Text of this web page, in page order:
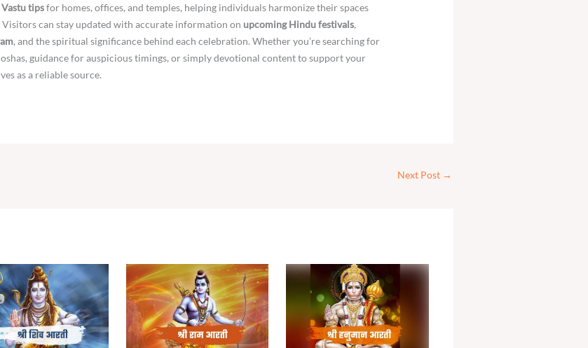
Vastu tipsfor homes, offices, and temples, helping individuals harmonize their spaces
Visitors can stay updated with accurate information on upcoming Hindu festivals,
, and the spiritual significance behind each celebration. Whether you’re searching for
guidance for auspicious timings, or simply devotional content to support your
as a reliable source.
Next Post →